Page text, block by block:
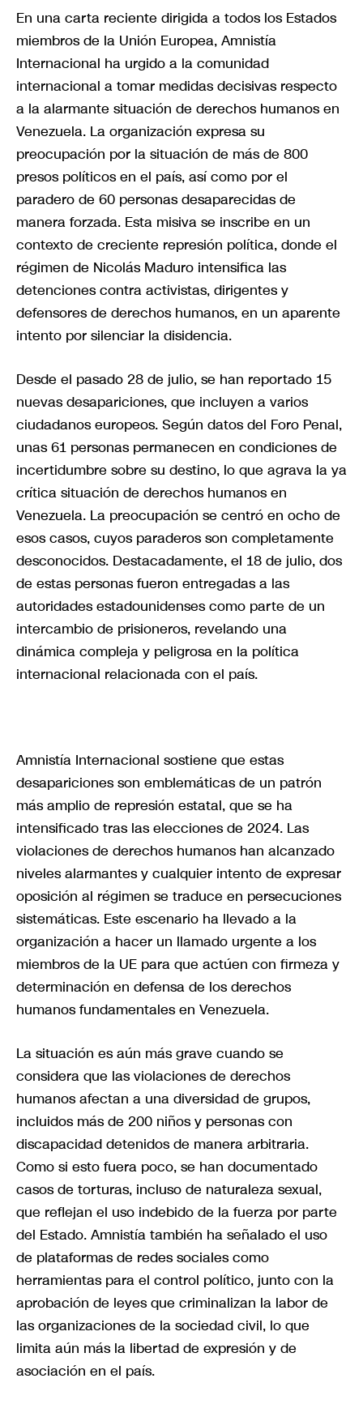
En una carta reciente dirigida a todos los Estados
miembros de la Unión Europea, Amnistía
Internacional ha urgido a la comunidad
internacional a tomar medidas decisivas respecto
a la alarmante situación de derechos humanos en
Venezuela. La organización expresa su
preocupación por la situación de más de 800
presos políticos en el país, así como por el
paradero de 60 personas desaparecidas de
manera forzada. Esta misiva se inscribe en un
contexto de creciente represión política, donde el
régimen de Nicolás Maduro intensifica las
detenciones contra activistas, dirigentes y
defensores de derechos humanos, en un aparente
intento por silenciar la disidencia.
Desde el pasado 28 de julio, se han reportado 15
nuevas desapariciones, que incluyen a varios
ciudadanos europeos. Según datos del Foro Penal,
unas 61 personas permanecen en condiciones de
incertidumbre sobre su destino, lo que agrava la ya
crítica situación de derechos humanos en
Venezuela. La preocupación se centró en ocho de
esos casos, cuyos paraderos son completamente
desconocidos. Destacadamente, el 18 de julio, dos
de estas personas fueron entregadas a las
autoridades estadounidenses como parte de un
intercambio de prisioneros, revelando una
dinámica compleja y peligrosa en la política
internacional relacionada con el país.
Amnistía Internacional sostiene que estas
desapariciones son emblemáticas de un patrón
más amplio de represión estatal, que se ha
intensificado tras las elecciones de 2024. Las
violaciones de derechos humanos han alcanzado
niveles alarmantes y cualquier intento de expresar
oposición al régimen se traduce en persecuciones
sistemáticas. Este escenario ha llevado a la
organización a hacer un llamado urgente a los
miembros de la UE para que actúen con firmeza y
determinación en defensa de los derechos
humanos fundamentales en Venezuela.
La situación es aún más grave cuando se
considera que las violaciones de derechos
humanos afectan a una diversidad de grupos,
incluidos más de 200 niños y personas con
discapacidad detenidos de manera arbitraria.
Como si esto fuera poco, se han documentado
casos de torturas, incluso de naturaleza sexual,
que reflejan el uso indebido de la fuerza por parte
del Estado. Amnistía también ha señalado el uso
de plataformas de redes sociales como
herramientas para el control político, junto con la
aprobación de leyes que criminalizan la labor de
las organizaciones de la sociedad civil, lo que
limita aún más la libertad de expresión y de
asociación en el país.